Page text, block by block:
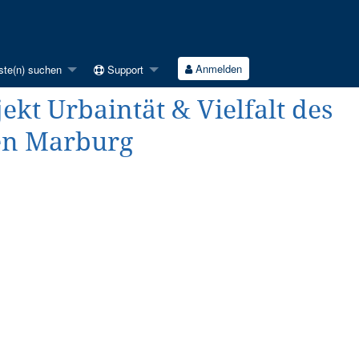
suchen Support Anmelden
Urbaintät & Vielfalt des
Marburg